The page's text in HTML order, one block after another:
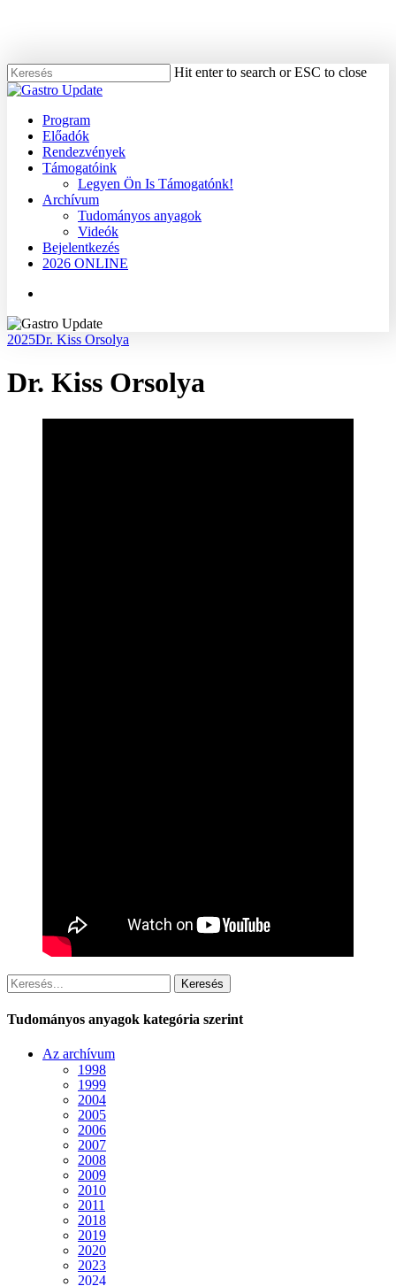
content
Hit enter to search or ESC to close
Close
Menu
Program
Előadók
Rendezvények
Támogatóink
Legyen Ön Is Támogatónk!
Archívum
Tudományos anyagok
Videók
Bejelentkezés
2026 ONLINE
2025Dr. Kiss Orsolya
Dr. Kiss Orsolya
Keresés
Tudományos anyagok kategória szerint
Az archívum
1998
1999
2004
2005
2006
2007
2008
2009
2010
2011
2018
2019
2020
2023
2024